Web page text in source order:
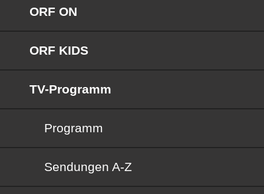
ORF ON
ORF KIDS
TV-Programm
Programm
Sendungen von A bis Z
Sendungen A-Z